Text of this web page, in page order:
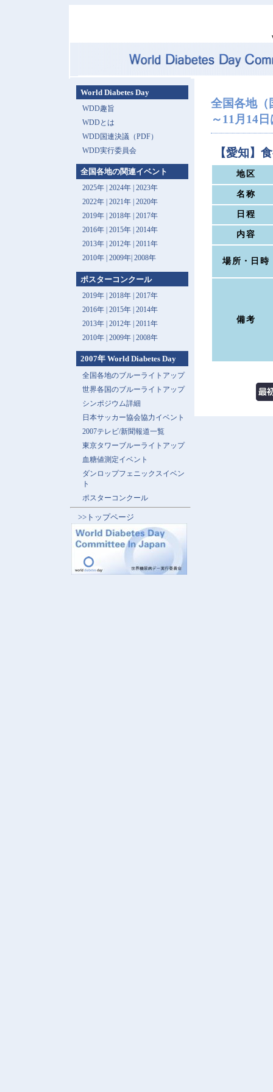
全国各地（
～11月14
【愛知】
地区
名称
日程
内容
場所・日時
備考
World Diabetes Day
WDD趣旨
WDDとは
WDD国連決議（PDF）
WDD実行委員会
全国各地の関連イベント
2025年| 2024年| 2023年
2022年| 2021年| 2020年
2019年| 2018年| 2017年
2016年| 2015年| 2014年
2013年 | 2012年| 2011年
2010年| 2009年| 2008年
ポスターコンクール
2019年 | 2018年 | 2017年
2016年 | 2015年 | 2014年
2013年 | 2012年 | 2011年
2010年 | 2009年 | 2008年
2007年 World Diabetes Day
全国各地のブルーライトアップ
世界各国のブルーライトアップ
シンポジウム詳細
日本サッカー協会協力イベント
2007テレビ/新聞報道一覧
東京タワーブルーライトアップ
血糖値測定イベント
ダンロップフェニックスイベン
ト
ポスターコンクール
>>トップページ